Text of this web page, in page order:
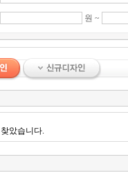
원 ~
았습니다.